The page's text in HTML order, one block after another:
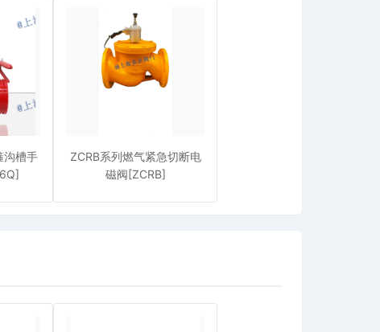
沟槽手
ZCRB系列燃气紧急切断电
磁阀[ZCRB]